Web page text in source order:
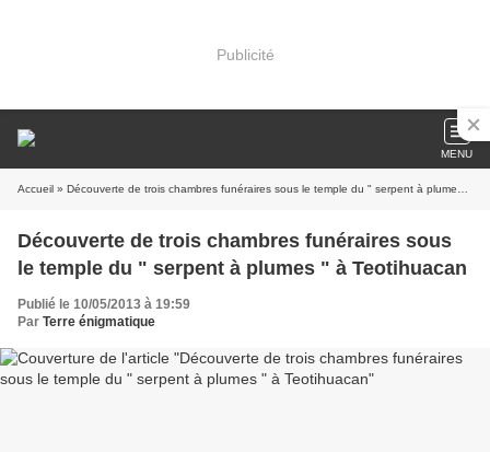
Publicité
MENU
Accueil » Découverte de trois chambres funéraires sous le temple du " serpent à plumes " à Teotihuacan
Découverte de trois chambres funéraires sous
le temple du " serpent à plumes " à Teotihuacan
Publié le 10/05/2013 à 19:59
Par Terre énigmatique